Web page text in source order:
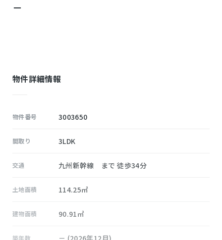
－
物件詳細情報
物件番号 3003650
間取り 3LDK
交通 九州新幹線 まで 徒歩34分
土地面積 114.25㎡
建物面積 90.91㎡
築年数 － (2026年12月)